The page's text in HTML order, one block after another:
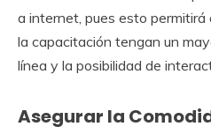
a internet, pues esto
la capacitación tengan un
línea y la posibilidad de
Asegurar la